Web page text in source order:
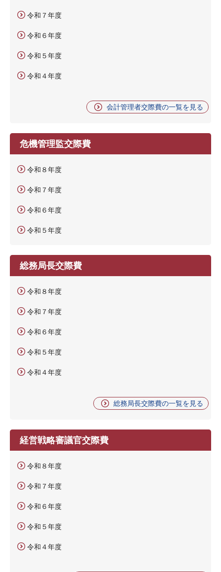
令和７年度
令和６年度
令和５年度
令和４年度
会計管理者交際費の一覧を見る
危機管理監交際費
令和８年度
令和７年度
令和６年度
令和５年度
総務局長交際費
令和８年度
令和７年度
令和６年度
令和５年度
令和４年度
総務局長交際費の一覧を見る
経営戦略審議官交際費
令和８年度
令和７年度
令和６年度
令和５年度
令和４年度